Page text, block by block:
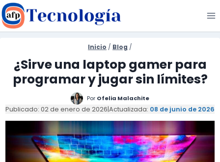
Saltar
al
contenido
Inicio / Blog /
¿Sirve una laptop gamer para
programar y jugar sin límites?
Por Ofelia Malachite
Publicado: 02 de enero de 2026|Actualizada: 08 de junio de 2026